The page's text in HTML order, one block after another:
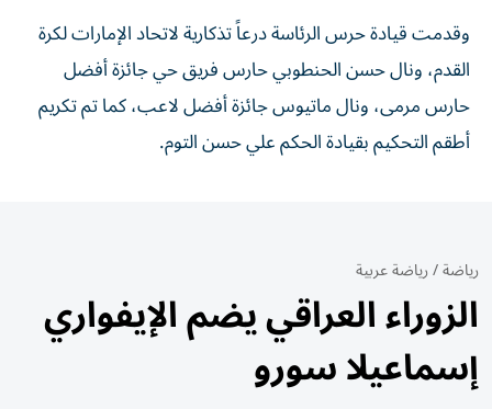
وقدمت قيادة حرس الرئاسة درعاً تذكارية لاتحاد الإمارات لكرة
القدم، ونال حسن الحنطوبي حارس فريق حي جائزة أفضل
حارس مرمى، ونال ماتيوس جائزة أفضل لاعب، كما تم تكريم
أطقم التحكيم بقيادة الحكم علي حسن التوم.
رياضة/رياضة عربية
الزوراء العراقي يضم الإيفواري
إسماعيلا سورو